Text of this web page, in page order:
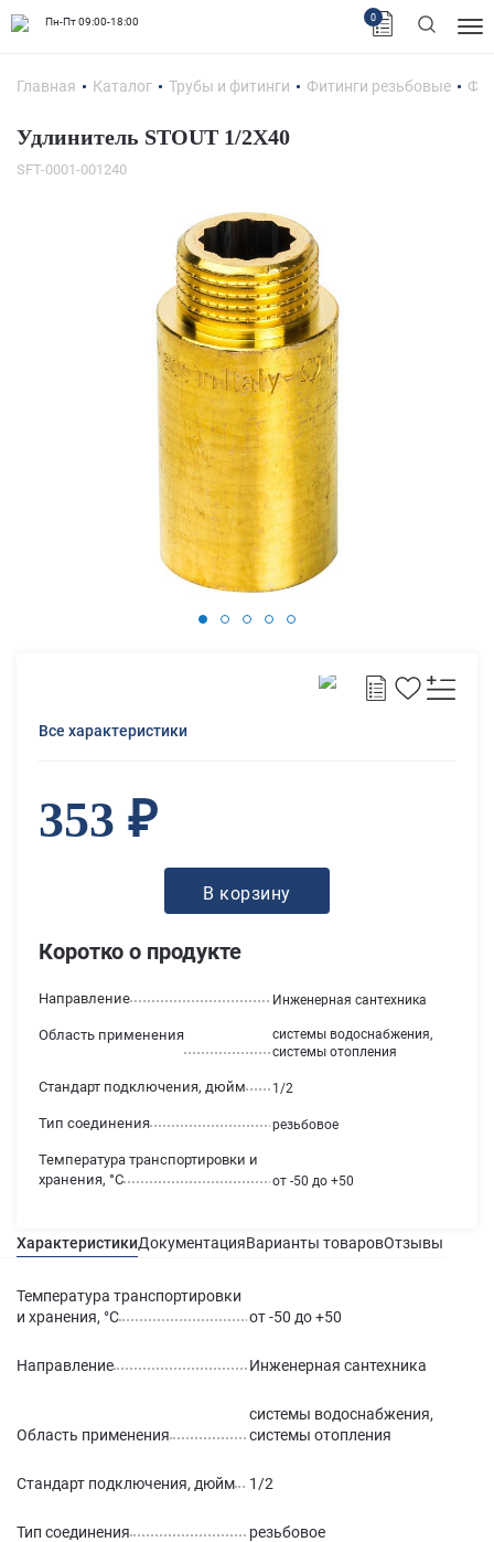
Пн-Пт 09:00-18:00 0
Главная Каталог Трубы и фитинги Фитинги резьбовые
Удлинитель STOUT 1/2X40
SFT-0001-001240
Коротко о продукте
Температура транспортировки и
хранения, °С
от -50 до +50
Направление Инженерная сантехника
Область применения
системы водоснабжения,
системы отопления
Стандарт подключения, дюйм 1/2
Тип соединения резьбовое
Все характеристики
353 ₽
В корзину
ХарактеристикиДокументацияВарианты товаровОтзывы
Температура транспортировки
и хранения, °С
от -50 до +50
Направление Инженерная сантехника
Область применения
системы водоснабжения,
системы отопления
Стандарт подключения, дюйм 1/2
Тип соединения резьбовое